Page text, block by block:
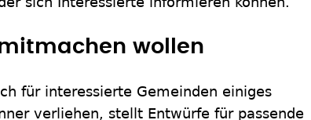
wollen
für interessierte Gemeinden einiges
verliehen, stellt Entwürfe für passende